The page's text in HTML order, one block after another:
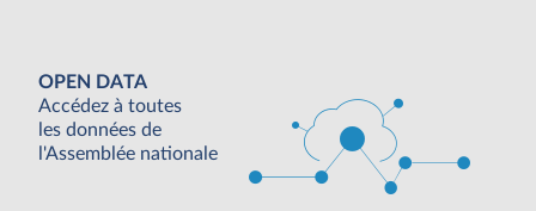
OPEN DATA
Accédez à toutes
les données de
l'Assemblée nationale